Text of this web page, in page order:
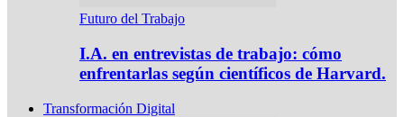
Futuro del Trabajo
I.A. en entrevistas de trabajo: cómo
enfrentarlas según científicos de Harvard.
Transformación Digital